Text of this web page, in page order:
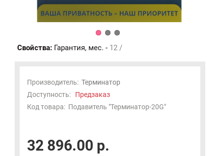
Свойства: Гарантия, мес. - 12 /
Производитель: Терминатор
Доступность: Предзаказ
Код товара: Подавитель "Терминатор-20G"
32 896.00 р.